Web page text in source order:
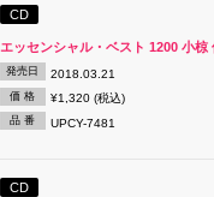
CD
エッセンシャル・ベスト 1200 小椋
発売日 2018.03.21
価 格 ¥1,320 (税込)
品 番 UPCY-7481
CD